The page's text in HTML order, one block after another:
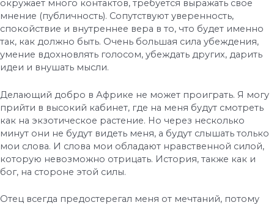
окружает много контактов, требуется выражать свое
мнение (публичность). Сопутствуют уверенность,
спокойствие и внутреннее вера в то, что будет именно
так, как должно быть. Очень большая сила убеждения,
умение вдохновлять голосом, убеждать других, дарить
идеи и внушать мысли.
Делающий добро в Африке не может проиграть. Я могу
прийти в высокий кабинет, где на меня будут смотреть
как на экзотическое растение. Но через несколько
минут они не будут видеть меня, а будут слышать только
мои слова. И слова мои обладают нравственной силой,
которую невозможно отрицать. История, также как и
бог, на стороне этой силы.
Отец всегда предостерегал меня от мечтаний, потому